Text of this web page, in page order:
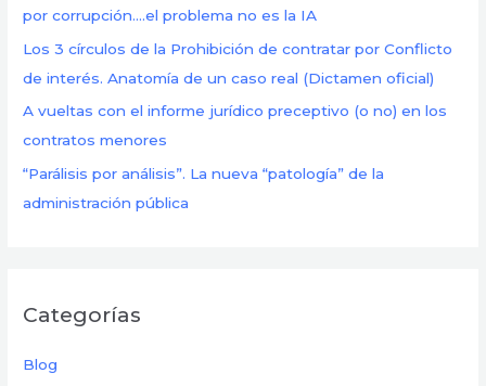
:por corrupción….el problema no es la IA
Los 3 círculos de la Prohibición de contratar por Conflicto
de interés. Anatomía de un caso real (Dictamen oficial)
A vueltas con el informe jurídico preceptivo (o no) en los
contratos menores
“Parálisis por análisis”. La nueva “patología” de la
administración pública
Categorías
Blog